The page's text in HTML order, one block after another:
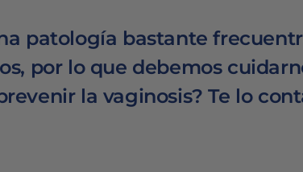
patología bastante
por lo que debemos
la vaginosis? Te lo